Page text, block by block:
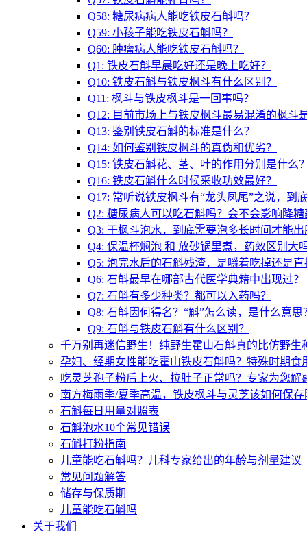
Q58: 糖尿病病人能吃铁皮石斛吗？
Q59: 小孩子能吃铁皮石斛吗？
Q60: 肿瘤病人能吃铁皮石斛吗？
Q1: 铁皮石斛早晨吃好还是晚上吃好？
Q10: 铁皮石斛与铁皮枫斗有什么区别？
Q11: 枫斗与铁皮枫斗是一回事吗？
Q12: 目前市场上与铁皮枫斗最易混淆的枫斗
Q13: 鉴别铁皮石斛的标准是什么？
Q14: 如何鉴别铁皮枫斗的真伪和优劣？
Q15: 铁皮石斛花、茎、叶的作用分别是什么
Q16: 铁皮石斛什么时候采收功效最好？
Q17: 常听说铁皮枫斗有“龙头凤尾”之说，到
Q2: 糖尿病人可以吃石斛吗？会不会影响降糖
Q3: 干枫斗泡水，到底需要泡多长时间才能出
Q4: 保温杯焖泡 和 放砂锅里煮，药效区别大
Q5: 泡完水后的石斛残渣，是嚼着吃掉还是
Q6: 石斛最早在哪部古代医学典籍中出现过？
Q7: 石斛有多少种类？都可以入药吗？
Q8: 石斛因何得名？“斛”怎么读，是什么意思
Q9: 石斛与铁皮石斛有什么区别？
千万别再迷信野生！纯野生霍山石斛真的比仿野生
孕妇、经期女性能吃霍山铁皮石斛吗？特殊时期食
吃灵芝孢子粉后上火、拉肚子正常吗？专家为您解
南方梅雨季/夏季高温，铁皮枫斗与灵芝该如何保
石斛每日用量对照表
石斛泡水10个常见错误
石斛打粉指南
儿童能吃石斛吗？儿科专家给出的年龄与剂量建议
常见问题解答
储存与保质期
儿童能吃石斛吗
关于我们